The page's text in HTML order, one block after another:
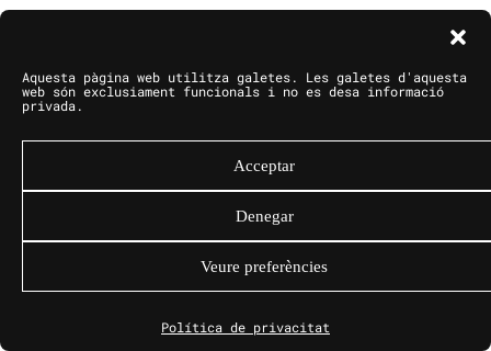
Aquesta pàgina web utilitza galetes. Les galetes d'aquesta
web són exclusiament funcionals i no es desa informació
privada.
Acceptar
Denegar
Veure preferències
Política de privacitat